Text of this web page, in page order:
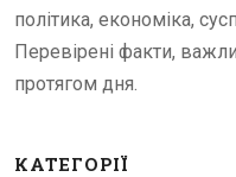
політика, економіка,
Перевірені факти,
протягом дня.
КАТЕГОРІЇ